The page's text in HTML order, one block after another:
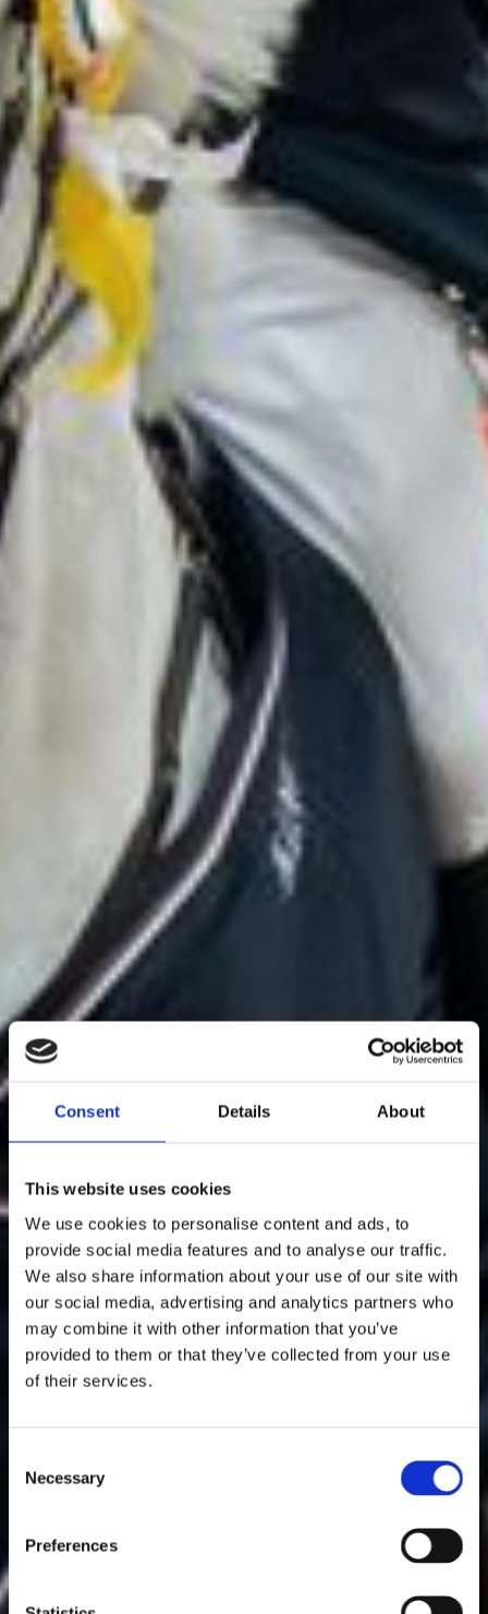
Consent Details About
This website uses cookies
We use cookies to personalise content and ads, to
provide social media features and to analyse our traffic.
We also share information about your use of our site with
our social media, advertising and analytics partners who
may combine it with other information that you’ve
provided to them or that they’ve collected from your use
of their services.
Selection
Necessary
Preferences